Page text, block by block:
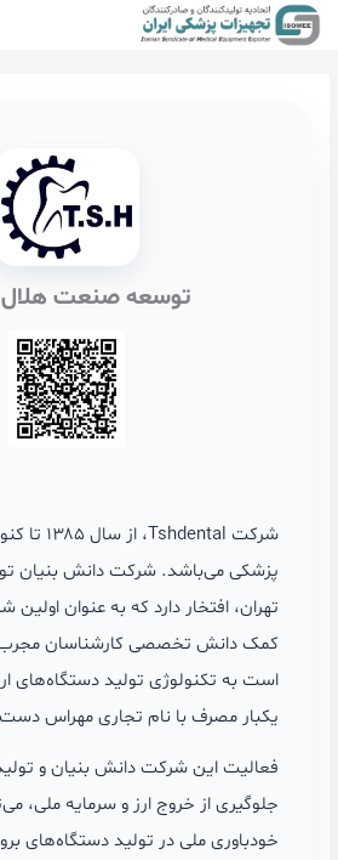
هلال تهران
شرکت Tshdental، از سال ۱۳۸۵ تا کنون در خدمت جامعه
بنیان توسعه صنعت هلال
عنوان اولین شرکت در ایران و با
مجرب داخلی توانسته
دستگاه‌های ارتودنسی و توربین
مهراس دست یابد.
و تولیدات داخلی علاوه بر
ملی، می‌تواند به تقویت
دستگاه‌های بروز دندانپزشکی گردد.